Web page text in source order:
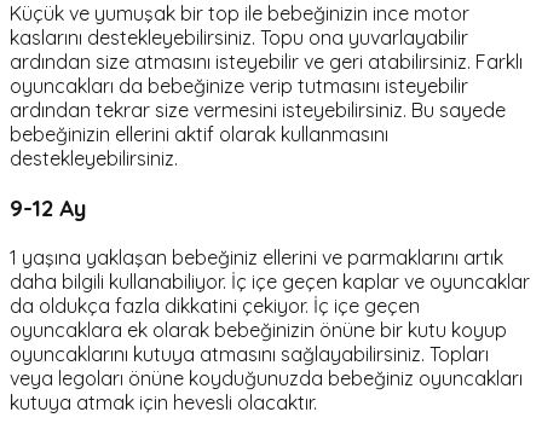
Küçük ve yumuşak bir top ile bebeğinizin ince motor
kaslarını destekleyebilirsiniz. Topu ona yuvarlayabilir
ardından size atmasını isteyebilir ve geri atabilirsiniz. Farklı
oyuncakları da bebeğinize verip tutmasını isteyebilir
ardından tekrar size vermesini isteyebilirsiniz. Bu sayede
bebeğinizin ellerini aktif olarak kullanmasını
destekleyebilirsiniz.
9-12 Ay
1 yaşına yaklaşan bebeğiniz ellerini ve parmaklarını artık
daha bilgili kullanabiliyor. İç içe geçen kaplar ve oyuncaklar
da oldukça fazla dikkatini çekiyor. İç içe geçen
oyuncaklara ek olarak bebeğinizin önüne bir kutu koyup
oyuncaklarını kutuya atmasını sağlayabilirsiniz. Topları
veya legoları önüne koyduğunuzda bebeğiniz oyuncakları
kutuya atmak için hevesli olacaktır.